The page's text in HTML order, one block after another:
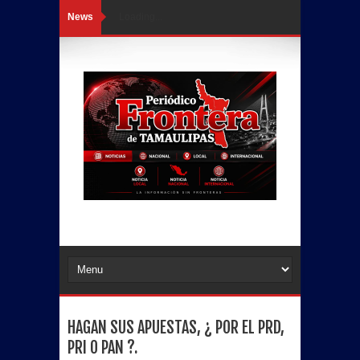
News
HAGAN SUS APUESTAS, ¿ POR EL PRD,
PRI O PAN ?.